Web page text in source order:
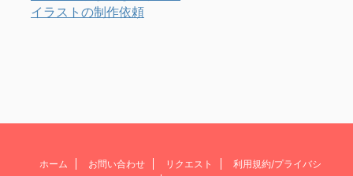
イラストの制作依頼
ホーム お問い合わせ リクエスト
利用規約/プライバシ